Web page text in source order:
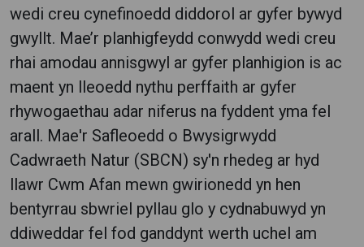
wedi creu cynefinoedd diddorol ar gyfer bywyd
gwyllt. Mae’r planhigfeydd conwydd wedi creu
rhai amodau annisgwyl ar gyfer planhigion is ac
maent yn lleoedd nythu perffaith ar gyfer
rhywogaethau adar niferus na fyddent yma fel
arall. Mae'r Safleoedd o Bwysigrwydd
Cadwraeth Natur (SBCN) sy'n rhedeg ar hyd
llawr Cwm Afan mewn gwirionedd yn hen
bentyrrau sbwriel pyllau glo y cydnabuwyd yn
ddiweddar fel fod ganddynt werth uchel am